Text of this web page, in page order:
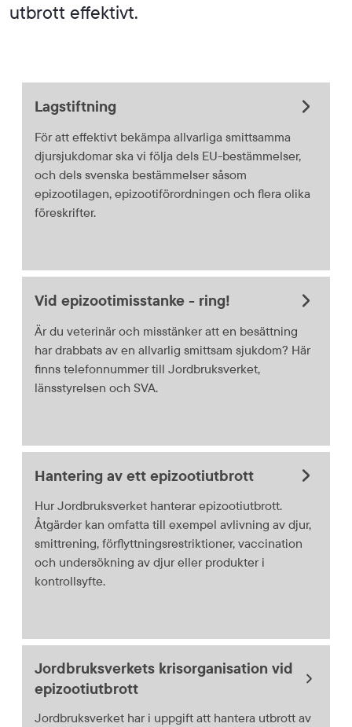
utbrott effektivt.
Lagstiftning
För att effektivt bekämpa allvarliga smittsamma
djursjukdomar ska vi följa dels EU-bestämmelser,
och dels svenska bestämmelser såsom
epizootilagen, epizootiförordningen och flera olika
föreskrifter.
Vid epizootimisstanke - ring!
Är du veterinär och misstänker att en besättning
har drabbats av en allvarlig smittsam sjukdom? Här
finns telefonnummer till Jordbruksverket,
länsstyrelsen och SVA.
Hantering av ett epizootiutbrott
Hur Jordbruksverket hanterar epizootiutbrott.
Åtgärder kan omfatta till exempel avlivning av djur,
smittrening, förflyttningsrestriktioner, vaccination
och undersökning av djur eller produkter i
kontrollsyfte.
Jordbruksverkets krisorganisation vid
epizootiutbrott
Jordbruksverket har i uppgift att hantera utbrott av